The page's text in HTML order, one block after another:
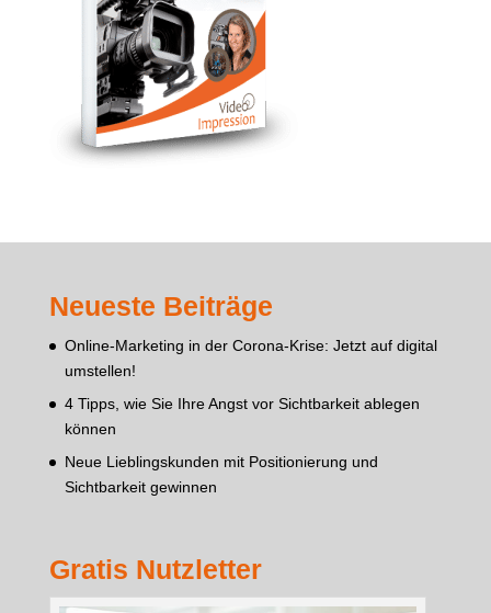
Neueste Beiträge
Online-Marketing in der Corona-Krise: Jetzt auf digital
umstellen!
4 Tipps, wie Sie Ihre Angst vor Sichtbarkeit ablegen
können
Neue Lieblingskunden mit Positionierung und
Sichtbarkeit gewinnen
Gratis Nutzletter